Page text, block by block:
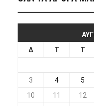
Δ
Τ Τ
3
4 5
10
11 12